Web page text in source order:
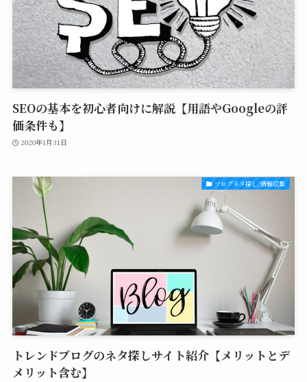
SEOの基本を初心者向けに解説【用語やGoogleの評
価条件も】
2020年1月31日
ブログネタ探し/情報収集
トレンドブログのネタ探しサイト紹介【メリットとデ
メリット含む】